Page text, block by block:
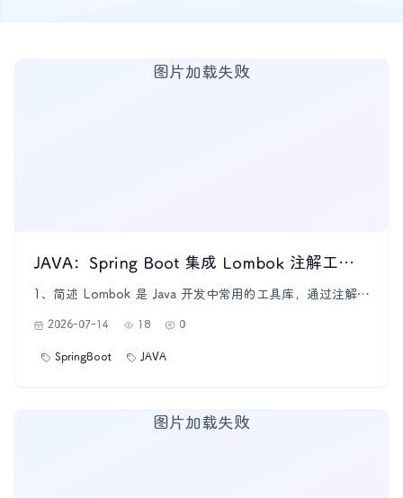
图片加载失败
JAVA：Spring Boot 集成 Lombok 注解工具库
1、简述 Lombok 是 Java 开发中常用的工具库，通过注解的
法、日志工具 等常见场景中，能够极大地减少样板代码
(boilerplate)。本篇文章将从基础入门到高级用法，深入讲解
Lombok 的使用技巧和注意事项。 代码
2026-07-14 18 0
SpringBoot JAVA
图片加载失败